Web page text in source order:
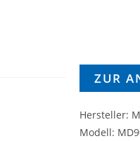
ZUR
Hersteller:
Modell: